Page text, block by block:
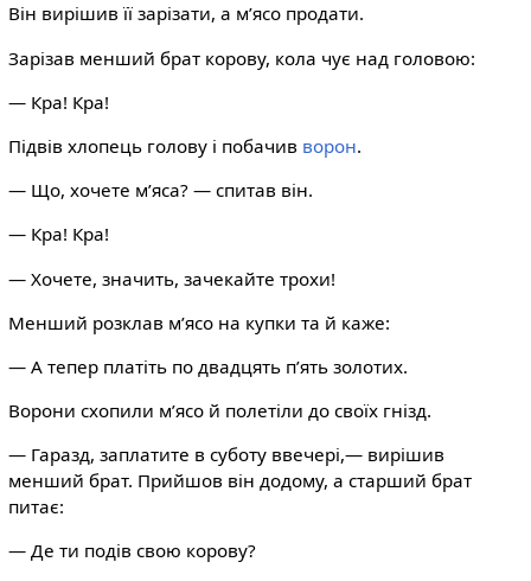
Він вирішив її зарізати, а м’ясо продати.
Зарізав менший брат корову, кола чує над головою:
— Кра! Кра!
Підвів хлопець голову і побачив ворон.
— Що, хочете м’яса? — спитав він.
— Кра! Кра!
— Хочете, значить, зачекайте трохи!
Менший розклав м’ясо на купки та й каже:
— А тепер платіть по двадцять п’ять золотих.
Ворони схопили м’ясо й полетіли до своїх гнізд.
— Гаразд, заплатите в суботу ввечері,— вирішив
менший брат. Прийшов він додому, а старший брат
питає:
— Де ти подів свою корову?